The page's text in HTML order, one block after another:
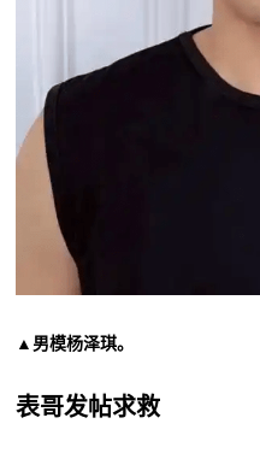
▲男模杨泽琪。
表哥发帖求救